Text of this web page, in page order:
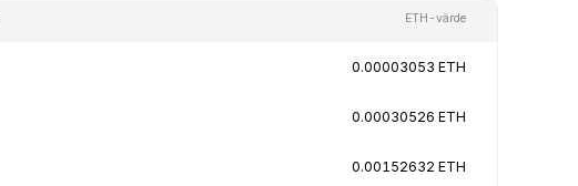
ETH-värde
0.00003053 ETH
0.00030526 ETH
0.00152632 ETH